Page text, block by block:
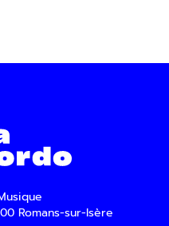
Romans-sur-Isère